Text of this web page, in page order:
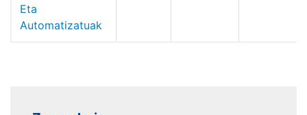
Eta
Automatizatuak